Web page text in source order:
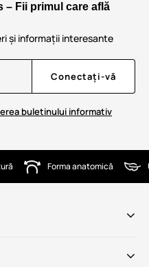
– Fii primul care află
și informații interesante
Conectați-vă
buletinului informativ
Forma anatomică